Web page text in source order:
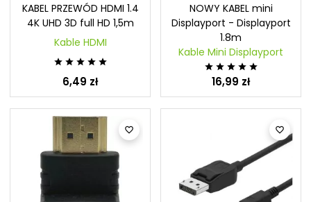
KABEL PRZEWÓD HDMI 1.4
4K UHD 3D full HD 1,5m
Kable HDMI
    
6,49 zł
NOWY KABEL mini
Displayport - Displayport
1.8m
Kable Mini Displayport
    
16,99 zł
 